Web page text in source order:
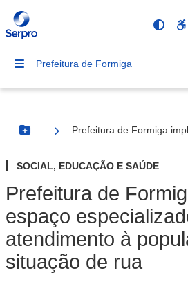
Prefeitura de Formiga
Botão Menu
Prefeitura de Formiga
SOCIAL, EDUCAÇÃO E SAÚDE
Prefeitura de
espaço
atendimento à
situação de rua